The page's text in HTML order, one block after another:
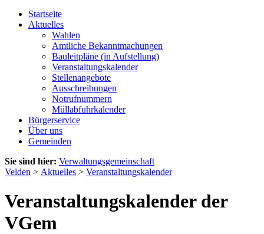
Startseite
Aktuelles
Wahlen
Amtliche Bekanntmachungen
Bauleitpläne (in Aufstellung)
Veranstaltungskalender
Stellenangebote
Ausschreibungen
Notrufnummern
Müllabfuhrkalender
Bürgerservice
Über uns
Gemeinden
Sie sind hier: Verwaltungsgemeinschaft
Velden > Aktuelles > Veranstaltungskalender
Veranstaltungskalender der
VGem